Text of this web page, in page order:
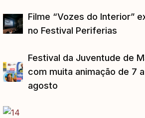
Filme “Vozes do Interior”
no Festival Periferias
Festival da Juventude de
com muita animação de 7
agosto